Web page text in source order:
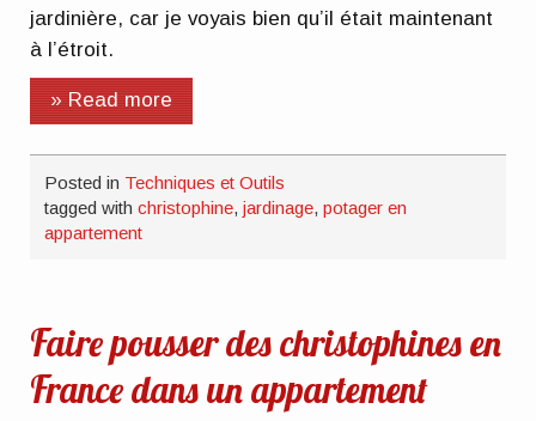
jardinière, car je voyais bien qu’il était maintenant
à l’étroit.
» Read more
Posted in Techniques et Outils
tagged withchristophine,jardinage,potager en
appartement
Faire pousser des christophines en
France dans un appartement